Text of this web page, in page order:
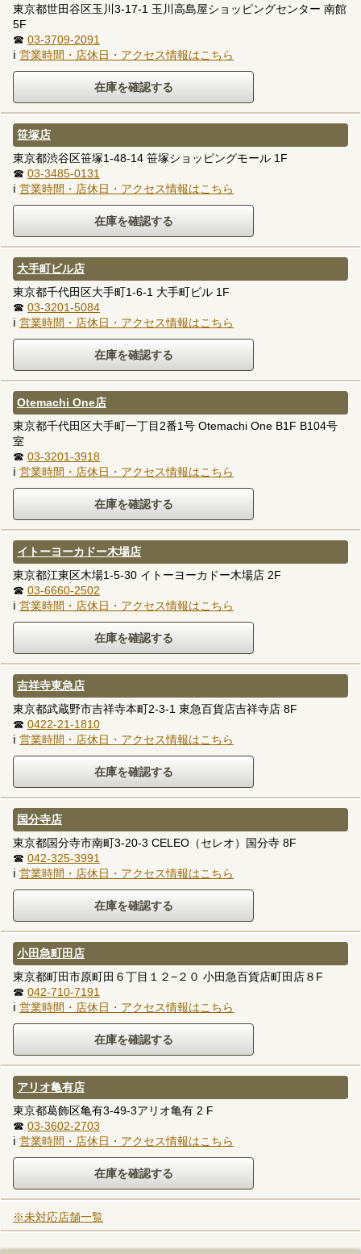
東京都世田谷区玉川3-17-1 玉川高島屋ショッピングセンター 南館
5F
☎ 03-3709-2091
ℹ 営業時間・店休日・アクセス情報はこちら
笹塚店
東京都渋谷区笹塚1-48-14 笹塚ショッピングモール 1F
☎ 03-3485-0131
ℹ 営業時間・店休日・アクセス情報はこちら
大手町ビル店
東京都千代田区大手町1-6-1 大手町ビル 1F
☎ 03-3201-5084
ℹ 営業時間・店休日・アクセス情報はこちら
Otemachi One店
東京都千代田区大手町一丁目2番1号 Otemachi One B1F B104号
室
☎ 03-3201-3918
ℹ 営業時間・店休日・アクセス情報はこちら
イトーヨーカドー木場店
東京都江東区木場1-5-30 イトーヨーカドー木場店 2F
☎ 03-6660-2502
ℹ 営業時間・店休日・アクセス情報はこちら
吉祥寺東急店
東京都武蔵野市吉祥寺本町2-3-1 東急百貨店吉祥寺店 8F
☎ 0422-21-1810
ℹ 営業時間・店休日・アクセス情報はこちら
国分寺店
東京都国分寺市南町3-20-3 CELEO（セレオ）国分寺 8F
☎ 042-325-3991
ℹ 営業時間・店休日・アクセス情報はこちら
小田急町田店
東京都町田市原町田６丁目１２−２０ 小田急百貨店町田店８F
☎ 042-710-7191
ℹ 営業時間・店休日・アクセス情報はこちら
アリオ亀有店
東京都葛飾区亀有3-49-3アリオ亀有 2 F
☎ 03-3602-2703
ℹ 営業時間・店休日・アクセス情報はこちら
※未対応店舗一覧